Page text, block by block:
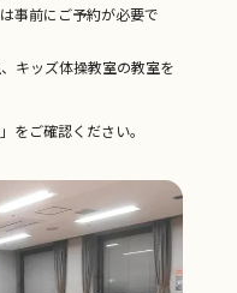
事前にご予約が必要で
キッズ体操教室の教室を
をご確認ください。